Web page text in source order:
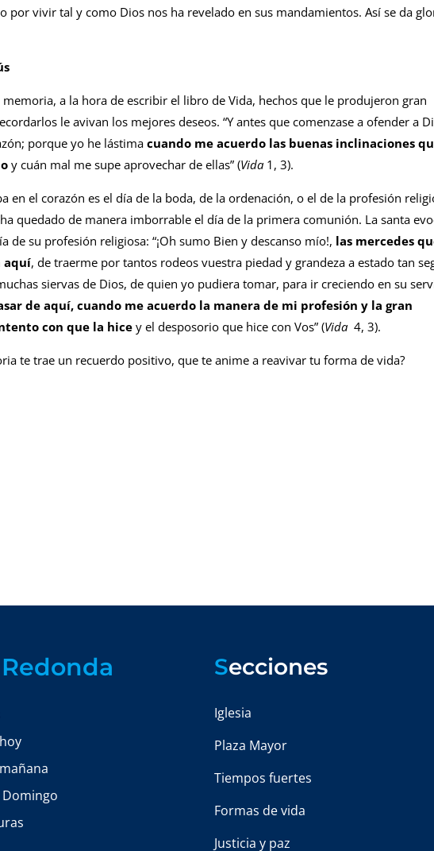
por vivir tal y como Dios nos ha revelado en sus mandamientos. Así se da
memoria, a la hora de escribir el libro de Vida, hechos que le produjeron gran
le avivan los mejores deseos. “Y antes que comenzase a ofender a
porque yo he lástima cuando me acuerdo las buenas inclinaciones
y cuán mal me supe aprovechar de ellas” (Vida 1, 3).
en el corazón es el día de la boda, de la ordenación, o el de la profesión
quedado de manera imborrable el día de la primera comunión. La santa
de su profesión religiosa: “¡Oh sumo Bien y descanso mío!, las mercedes
aquí, de traerme por tantos rodeos vuestra piedad y grandeza a estado tan
siervas de Dios, de quien yo pudiera tomar, para ir creciendo en su
de aquí, cuando me acuerdo la manera de mi profesión y la gran
con que la hicey el desposorio que hice con Vos” (Vida 4, 3).
te trae un recuerdo positivo, que te anime a reavivar tu forma de vida?
Redonda
Domingo
Secciones
Iglesia
Plaza Mayor
Tiempos fuertes
Formas de vida
Justicia y paz